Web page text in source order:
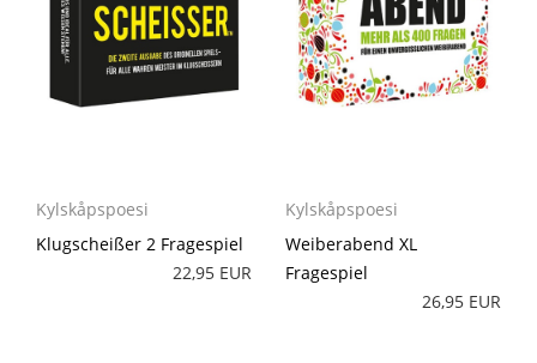
Kylskåpspoesi
Klugscheißer 2 Fragespiel
22,95 EUR
Kylskåpspoesi
Weiberabend XL
Fragespiel
26,95 EUR